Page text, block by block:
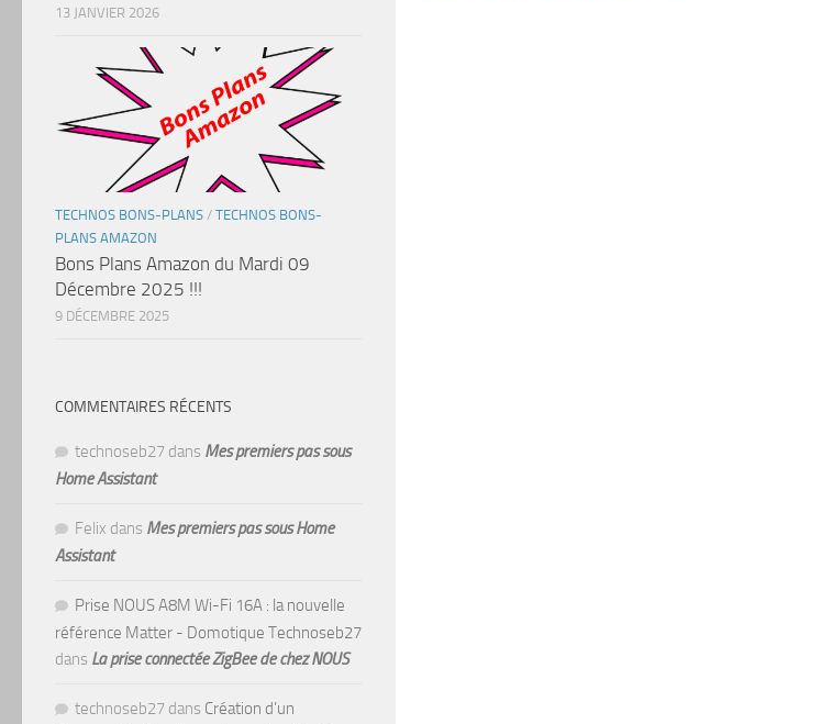
13 JANVIER 2026
TECHNOS BONS-PLANS / TECHNOS BONS-
PLANS AMAZON
Bons Plans Amazon du Mardi 09
Décembre 2025 !!!
9 DÉCEMBRE 2025
COMMENTAIRES RÉCENTS
technoseb27 dans Mes premiers pas sous
Home Assistant
Felix dans Mes premiers pas sous Home
Assistant
Prise NOUS A8M Wi-Fi 16A : la nouvelle
référence Matter - Domotique Technoseb27
dans La prise connectée ZigBee de chez NOUS
technoseb27 dans Création d’un